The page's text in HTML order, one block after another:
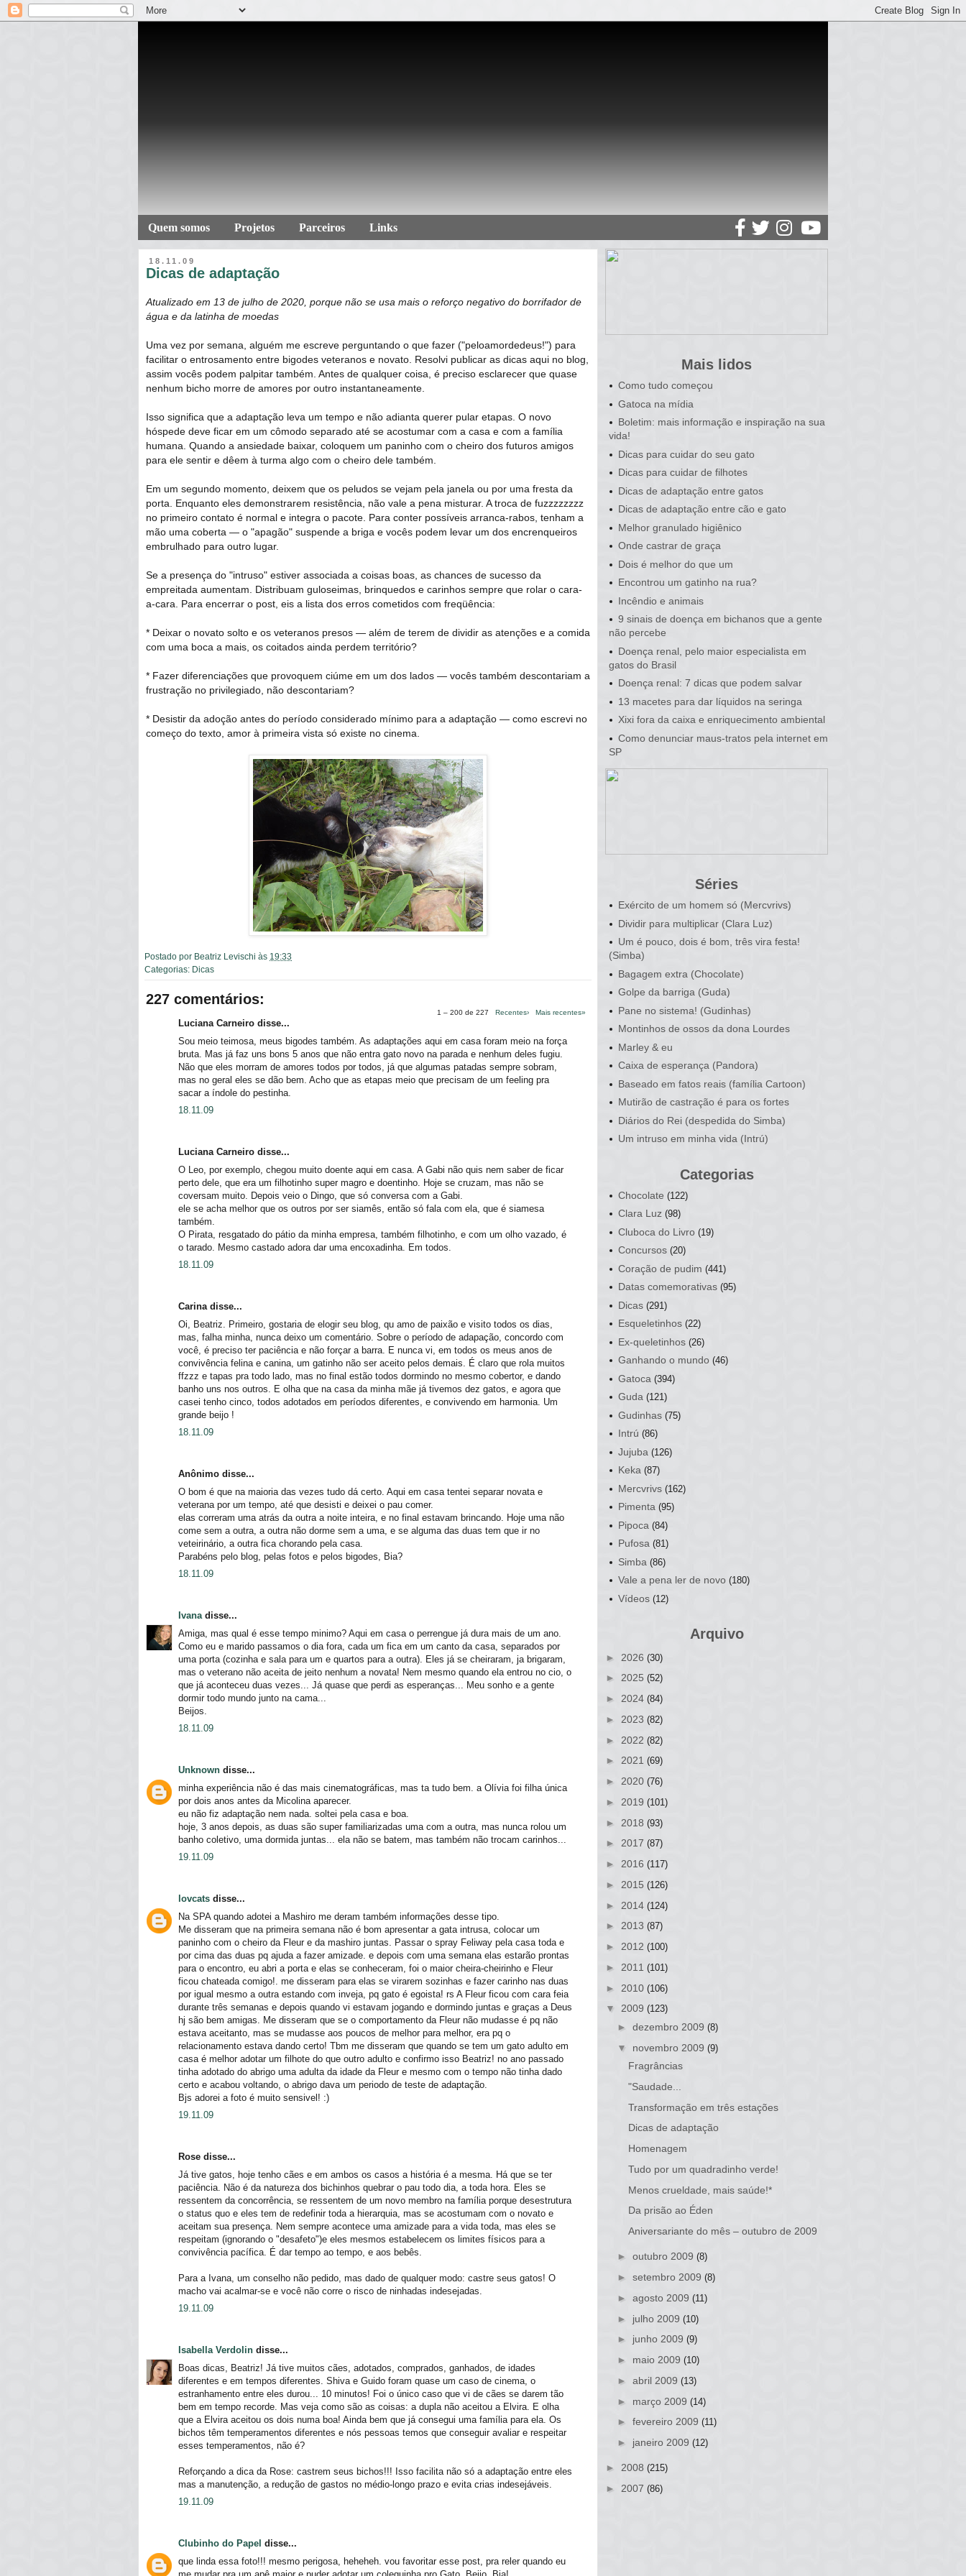
Quem somos Projetos Parceiros Links
18.11.09
Dicas de adaptação
Atualizado em 13 de julho de 2020, porque não se usa mais o reforço negativo do borrifador de
água e da latinha de moedas
Uma vez por semana, alguém me escreve perguntando o que fazer ("peloamordedeus!") para
facilitar o entrosamento entre bigodes veteranos e novato. Resolvi publicar as dicas aqui no blog,
assim vocês podem palpitar também. Antes de qualquer coisa, é preciso esclarecer que quase
nenhum bicho morre de amores por outro instantaneamente.
Isso significa que a adaptação leva um tempo e não adianta querer pular etapas. O novo
hóspede deve ficar em um cômodo separado até se acostumar com a casa e com a família
humana. Quando a ansiedade baixar, coloquem um paninho com o cheiro dos futuros amigos
para ele sentir e dêem à turma algo com o cheiro dele também.
Em um segundo momento, deixem que os peludos se vejam pela janela ou por uma fresta da
porta. Enquanto eles demonstrarem resistência, não vale a pena misturar. A troca de fuzzzzzzzz
no primeiro contato é normal e integra o pacote. Para conter possíveis arranca-rabos, tenham a
mão uma coberta — o "apagão" suspende a briga e vocês podem levar um dos encrenqueiros
embrulhado para outro lugar.
Se a presença do "intruso" estiver associada a coisas boas, as chances de sucesso da
empreitada aumentam. Distribuam guloseimas, brinquedos e carinhos sempre que rolar o cara-
a-cara. Para encerrar o post, eis a lista dos erros cometidos com freqüência:
* Deixar o novato solto e os veteranos presos — além de terem de dividir as atenções e a comida
com uma boca a mais, os coitados ainda perdem território?
* Fazer diferenciações que provoquem ciúme em um dos lados — vocês também descontariam a
frustração no privilegiado, não descontariam?
* Desistir da adoção antes do período considerado mínimo para a adaptação — como escrevi no
começo do texto, amor à primeira vista só existe no cinema.
Postado por Beatriz Levischi às 19:33
Categorias: Dicas
227 comentários:
1 – 200 de 227 Recentes› Mais recentes»
Luciana Carneiro disse...
Sou meio teimosa, meus bigodes também. As adaptações aqui em casa foram meio na força
bruta. Mas já faz uns bons 5 anos que não entra gato novo na parada e nenhum deles fugiu.
Não que eles morram de amores todos por todos, já que algumas patadas sempre sobram,
mas no geral eles se dão bem. Acho que as etapas meio que precisam de um feeling pra
sacar a índole do pestinha.
18.11.09
Luciana Carneiro disse...
O Leo, por exemplo, chegou muito doente aqui em casa. A Gabi não quis nem saber de ficar
perto dele, que era um filhotinho super magro e doentinho. Hoje se cruzam, mas não se
coversam muito. Depois veio o Dingo, que só conversa com a Gabi.
ele se acha melhor que os outros por ser siamês, então só fala com ela, que é siamesa
também.
O Pirata, resgatado do pátio da minha empresa, também filhotinho, e com um olho vazado, é
o tarado. Mesmo castado adora dar uma encoxadinha. Em todos.
18.11.09
Carina disse...
Oi, Beatriz. Primeiro, gostaria de elogir seu blog, qu amo de paixão e visito todos os dias,
mas, falha minha, nunca deixo um comentário. Sobre o período de adapação, concordo com
você, é preciso ter paciência e não forçar a barra. E nunca vi, em todos os meus anos de
convivência felina e canina, um gatinho não ser aceito pelos demais. É claro que rola muitos
ffzzz e tapas pra todo lado, mas no final estão todos dormindo no mesmo cobertor, e dando
banho uns nos outros. E olha que na casa da minha mãe já tivemos dez gatos, e agora que
casei tenho cinco, todos adotados em períodos diferentes, e convivendo em harmonia. Um
grande beijo !
18.11.09
Anônimo disse...
O bom é que na maioria das vezes tudo dá certo. Aqui em casa tentei separar novata e
veterana por um tempo, até que desisti e deixei o pau comer.
elas correram uma atrás da outra a noite inteira, e no final estavam brincando. Hoje uma não
come sem a outra, a outra não dorme sem a uma, e se alguma das duas tem que ir no
veteirinário, a outra fica chorando pela casa.
Parabéns pelo blog, pelas fotos e pelos bigodes, Bia?
18.11.09
Ivanadisse...
Amiga, mas qual é esse tempo minimo? Aqui em casa o perrengue já dura mais de um ano.
Como eu e marido passamos o dia fora, cada um fica em um canto da casa, separados por
uma porta (cozinha e sala para um e quartos para a outra). Eles já se cheiraram, ja brigaram,
mas o veterano não aceita de jeito nenhum a novata! Nem mesmo quando ela entrou no cio, o
que já aconteceu duas vezes... Já quase que perdi as esperanças... Meu sonho e a gente
dormir todo mundo junto na cama...
Beijos.
18.11.09
Unknown disse...
minha experiência não é das mais cinematográficas, mas ta tudo bem. a Olívia foi filha única
por dois anos antes da Micolina aparecer.
eu não fiz adaptação nem nada. soltei pela casa e boa.
hoje, 3 anos depois, as duas são super familiarizadas uma com a outra, mas nunca rolou um
banho coletivo, uma dormida juntas... ela não se batem, mas também não trocam carinhos...
19.11.09
lovcats disse...
Na SPA quando adotei a Mashiro me deram também informações desse tipo.
Me disseram que na primeira semana não é bom apresentar a gata intrusa, colocar um
paninho com o cheiro da Fleur e da mashiro juntas. Passar o spray Feliway pela casa toda e
por cima das duas pq ajuda a fazer amizade. e depois com uma semana elas estarão prontas
para o encontro, eu abri a porta e elas se conheceram, foi o maior cheira-cheirinho e Fleur
ficou chateada comigo!. me disseram para elas se virarem sozinhas e fazer carinho nas duas
por igual mesmo a outra estando com inveja, pq gato é egoista! rs A Fleur ficou com cara feia
durante três semanas e depois quando vi estavam jogando e dormindo juntas e graças a Deus
hj são bem amigas. Me disseram que se o comportamento da Fleur não mudasse é pq não
estava aceitanto, mas se mudasse aos poucos de melhor para melhor, era pq o
relacionamento estava dando certo! Tbm me disseram que quando se tem um gato adulto em
casa é melhor adotar um filhote do que outro adulto e confirmo isso Beatriz! no ano passado
tinha adotado do abrigo uma adulta da idade da Fleur e mesmo com o tempo não tinha dado
certo e acabou voltando, o abrigo dava um periodo de teste de adaptação.
Bjs adorei a foto é muito sensivel! :)
19.11.09
Rose disse...
Já tive gatos, hoje tenho cães e em ambos os casos a história é a mesma. Há que se ter
paciência. Não é da natureza dos bichinhos quebrar o pau todo dia, a toda hora. Eles se
ressentem da concorrência, se ressentem de um novo membro na família porque desestrutura
o status quo e eles tem de redefinir toda a hierarquia, mas se acostumam com o novato e
aceitam sua presença. Nem sempre acontece uma amizade para a vida toda, mas eles se
respeitam (ignorando o "desafeto")e eles mesmos estabelecem os limites físicos para a
convivência pacífica. É dar tempo ao tempo, e aos bebês.
Para a Ivana, um conselho não pedido, mas dado de qualquer modo: castre seus gatos! O
macho vai acalmar-se e você não corre o risco de ninhadas indesejadas.
19.11.09
Isabella Verdolin disse...
Boas dicas, Beatriz! Já tive muitos cães, adotados, comprados, ganhados, de idades
diferentes e em tempos diferentes. Shiva e Guido foram quase um caso de cinema, o
estranhamento entre eles durou... 10 minutos! Foi o único caso que vi de cães se darem tão
bem em tempo recorde. Mas veja como são as coisas: a dupla não aceitou a Elvira. E olha
que a Elvira aceitou os dois numa boa! Ainda bem que já consegui uma família para ela. Os
bichos têm temperamentos diferentes e nós pessoas temos que conseguir avaliar e respeitar
esses temperamentos, não é?
Reforçando a dica da Rose: castrem seus bichos!!! Isso facilita não só a adaptação entre eles
mas a manutenção, a redução de gastos no médio-longo prazo e evita crias indesejáveis.
19.11.09
Clubinho do Papel disse...
que linda essa foto!!! mesmo perigosa, heheheh. vou favoritar esse post, pra reler quando eu
Mais lidos
Como tudo começou
Gatoca na mídia
Boletim: mais informação e inspiração na sua
vida!
Dicas para cuidar do seu gato
Dicas para cuidar de filhotes
Dicas de adaptação entre gatos
Dicas de adaptação entre cão e gato
Melhor granulado higiênico
Onde castrar de graça
Dois é melhor do que um
Encontrou um gatinho na rua?
Incêndio e animais
9 sinais de doença em bichanos que a gente
não percebe
Doença renal, pelo maior especialista em
gatos do Brasil
Doença renal: 7 dicas que podem salvar
13 macetes para dar líquidos na seringa
Xixi fora da caixa e enriquecimento ambiental
Como denunciar maus-tratos pela internet em
SP
Séries
Exército de um homem só (Mercvrivs)
Dividir para multiplicar (Clara Luz)
Um é pouco, dois é bom, três vira festa!
(Simba)
Bagagem extra (Chocolate)
Golpe da barriga (Guda)
Pane no sistema! (Gudinhas)
Montinhos de ossos da dona Lourdes
Marley & eu
Caixa de esperança (Pandora)
Baseado em fatos reais (família Cartoon)
Mutirão de castração é para os fortes
Diários do Rei (despedida do Simba)
Um intruso em minha vida (Intrú)
Categorias
Chocolate (122)
Clara Luz (98)
Cluboca do Livro (19)
Concursos (20)
Coração de pudim (441)
Datas comemorativas (95)
Dicas (291)
Esqueletinhos (22)
Ex-queletinhos (26)
Ganhando o mundo (46)
Gatoca (394)
Guda (121)
Gudinhas (75)
Intrú (86)
Jujuba (126)
Keka (87)
Mercvrivs (162)
Pimenta (95)
Pipoca (84)
Pufosa (81)
Simba (86)
Vale a pena ler de novo (180)
Vídeos (12)
Arquivo
► 2026 (30)
► 2025 (52)
► 2024 (84)
► 2023 (82)
► 2022 (82)
► 2021 (69)
► 2020 (76)
► 2019 (101)
► 2018 (93)
► 2017 (87)
► 2016 (117)
► 2015 (126)
► 2014 (124)
► 2013 (87)
► 2012 (100)
► 2011 (101)
► 2010 (106)
▼ 2009 (123)
► dezembro 2009 (8)
▼ novembro 2009 (9)
Fragrâncias
"Saudade...
Transformação em três estações
Dicas de adaptação
Homenagem
Tudo por um quadradinho verde!
Menos crueldade, mais saúde!*
Da prisão ao Éden
Aniversariante do mês – outubro de 2009
► outubro 2009 (8)
► setembro 2009 (8)
► agosto 2009 (11)
► julho 2009 (10)
► junho 2009 (9)
► maio 2009 (10)
► abril 2009 (13)
► março 2009 (14)
► fevereiro 2009 (11)
► janeiro 2009 (12)
► 2008 (215)
► 2007 (86)